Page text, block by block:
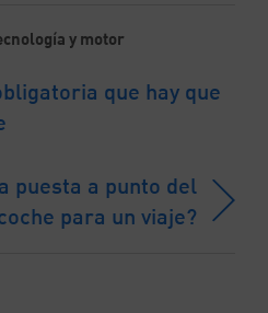
y motor
que hay que
puesta a punto del
para un viaje?